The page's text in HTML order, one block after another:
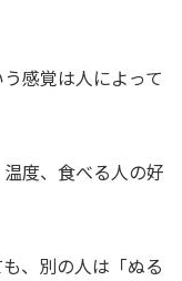
感覚は人によって
度、食べる人の好
、別の人は「ぬる